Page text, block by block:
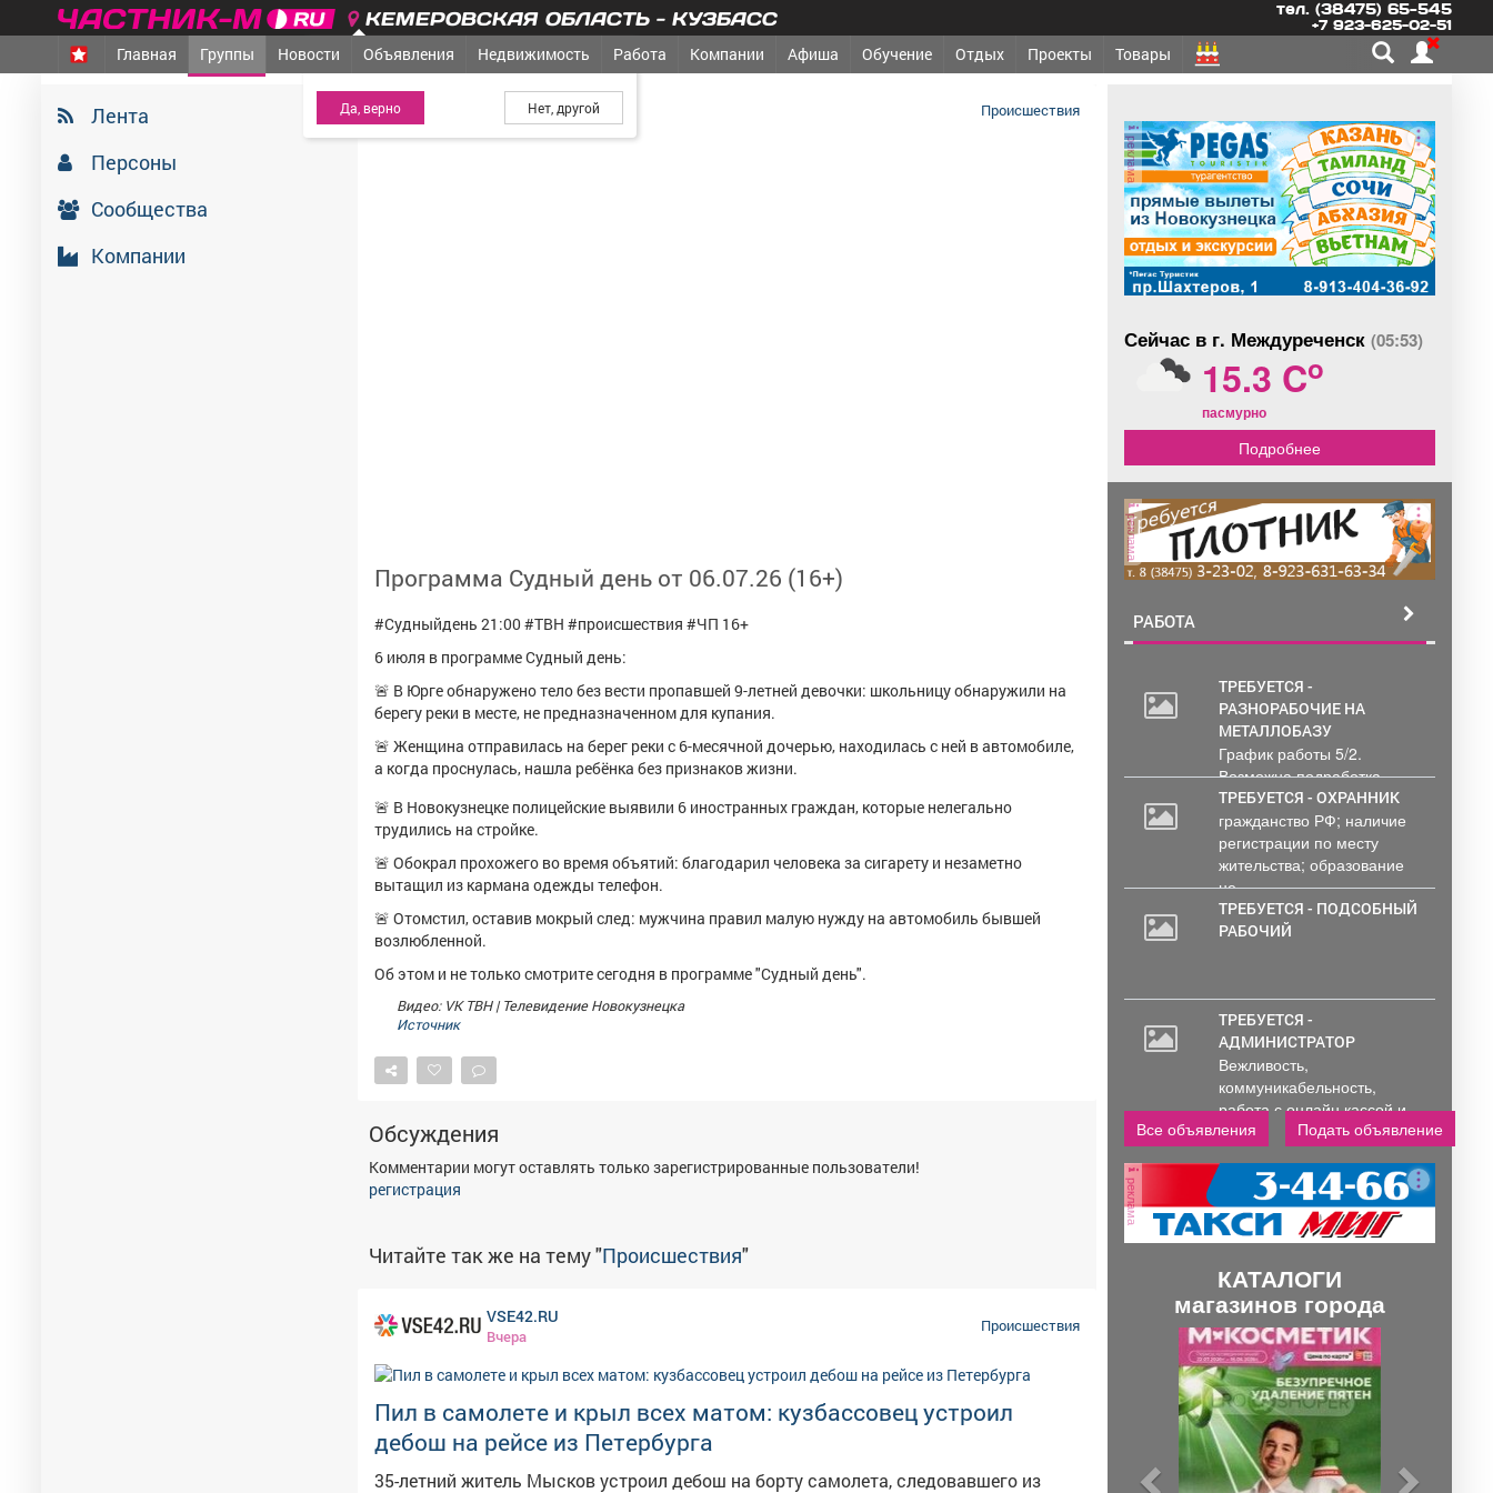
КЕМЕРОВСКАЯ ОБЛАСТЬ - КУЗБАСС
МЕЖДУРЕЧЕНСК - Ваш город?
тел. (38475) 65-545
+7 923-625-02-51
Главная Группы Новости Объявления Недвижимость Работа Компании Афиша Обучение Отдых Проекты Товары
Лента
Персоны
Сообщества
Компании
6 июля 2026 Происшествия
Программа Судный день от 06.07.26 (16+)
#Судныйдень 21:00 #ТВН #происшествия #ЧП 16+
6 июля в программе Судный день:
🚨 В Юрге обнаружено тело без вести пропавшей 9-летней девочки: школьницу обнаружили на
берегу реки в месте, не предназначенном для купания.
🚨 Женщина отправилась на берег реки с 6-месячной дочерью, находилась с ней в автомобиле,
а когда проснулась, нашла ребёнка без признаков жизни.
🚨 В Новокузнецке полицейские выявили 6 иностранных граждан, которые нелегально
трудились на стройке.
🚨 Обокрал прохожего во время объятий: благодарил человека за сигарету и незаметно
вытащил из кармана одежды телефон.
🚨 Отомстил, оставив мокрый след: мужчина правил малую нужду на автомобиль бывшей
возлюбленной.
Об этом и не только смотрите сегодня в программе "Судный день".
Видео: VK ТВН | Телевидение Новокузнецка
Источник
Обсуждения
Комментарии могут оставлять только зарегистрированные пользователи!
регистрация
Читайте так же на тему "Происшествия"
VSE42.RU
Вчера
Происшествия
Пил в самолете и крыл всех матом: кузбассовец устроил
дебош на рейсе из Петербурга
35-летний житель Мысков устроил дебош на борту самолета, следовавшего из
реклама
Сейчас в г. Междуреченск (05:53)
15.3 Co
пасмурно
Подробнее
реклама
РАБОТА
ТРЕБУЕТСЯ -
РАЗНОРАБОЧИЕ НА
МЕТАЛЛОБАЗУ
График работы 5/2.
Возможна подработка..
ТРЕБУЕТСЯ - ОХРАННИК
гражданство РФ; наличие
регистрации по месту
жительства; образование
не...
ТРЕБУЕТСЯ - ПОДСОБНЫЙ
РАБОЧИЙ
ТРЕБУЕТСЯ -
АДМИНИСТРАТОР
Вежливость,
коммуникабельность,
работа с онлайн кассой и
ПК (программы...
Все объявления Подать объявление
реклама
КАТАЛОГИ
магазинов города